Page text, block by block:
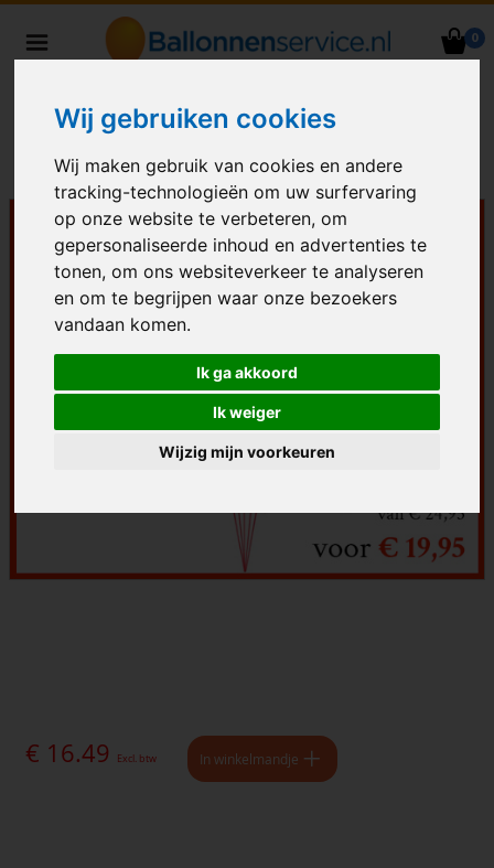
Wij gebruiken cookies
Wij maken gebruik van cookies en andere
tracking-technologieën om uw surfervaring
op onze website te verbeteren, om
gepersonaliseerde inhoud en advertenties te
tonen, om ons websiteverkeer te analyseren
en om te begrijpen waar onze bezoekers
vandaan komen.
Ik ga akkoord
Ik weiger
Wijzig mijn voorkeuren
0
Nederland
€ 16.49 Excl. btw In winkelmandje